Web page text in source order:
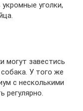
уголки,
могут завестись
У того же
с несколькими
регулярно.